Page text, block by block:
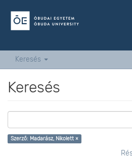
Keresés
Keresés
Szerző: Madarász, Nikolett ×